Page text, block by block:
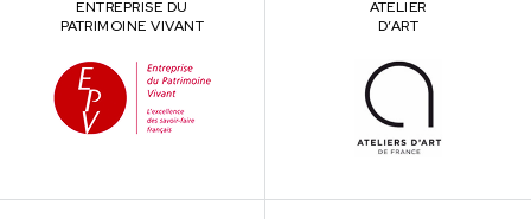
ENTREPRISE DU
PATRIMOINE VIVANT
ATELIER
D’ART